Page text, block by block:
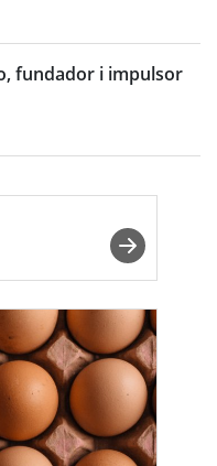
fundador i impulsor